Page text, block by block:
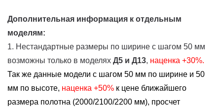
Дополнительная информация к отдельным
моделям:
1. Нестандартные размеры по ширине с шагом 50 мм
возможны только в моделях Д5 и Д13, наценка +30%.
Так же данные модели с шагом 50 мм по ширине и 50
мм по высоте, наценка +50% к цене ближайшего
размера полотна (2000/2100/2200 мм), просчет